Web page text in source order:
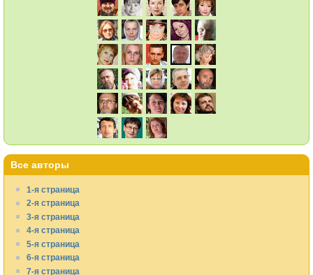
Все авторы
1-я страница
2-я страница
3-я страница
4-я страница
5-я страница
6-я страница
7-я страница